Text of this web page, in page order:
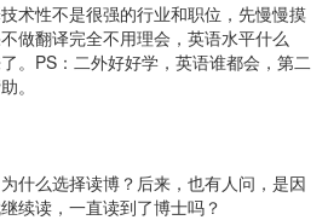
术性不是很强的行业和职位，先慢慢摸
做翻译完全不用理会，英语水平什么
。PS：二外好好学，英语谁都会，第二
。
什么选择读博？后来，也有人问，是因
续读，一直读到了博士吗？